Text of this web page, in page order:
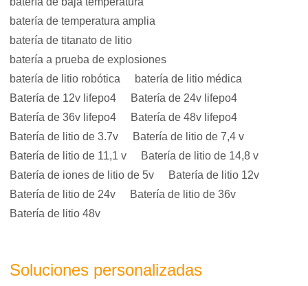
batería de temperatura amplia
batería de titanato de litio
batería a prueba de explosiones
batería de litio robótica
batería de litio médica
Batería de 12v lifepo4
Batería de 24v lifepo4
Batería de 36v lifepo4
Batería de 48v lifepo4
Batería de litio de 3.7v
Batería de litio de 7,4 v
Batería de litio de 11,1 v
Batería de litio de 14,8 v
Batería de iones de litio de 5v
Batería de litio 12v
Batería de litio de 24v
Batería de litio de 36v
Batería de litio 48v
Soluciones personalizadas